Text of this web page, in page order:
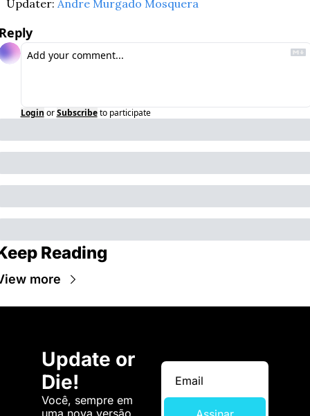
Updater: Andre Murgado Mosquera
Login or Subscribe to participate
Reading
more
Update or
Die!
Você, sempre em
uma nova versão.